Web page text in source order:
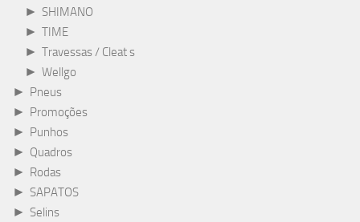
► SHIMANO
► TIME
► Travessas / Cleat s
► Wellgo
► Pneus
► Promoções
► Punhos
► Quadros
► Rodas
► SAPATOS
► Selins